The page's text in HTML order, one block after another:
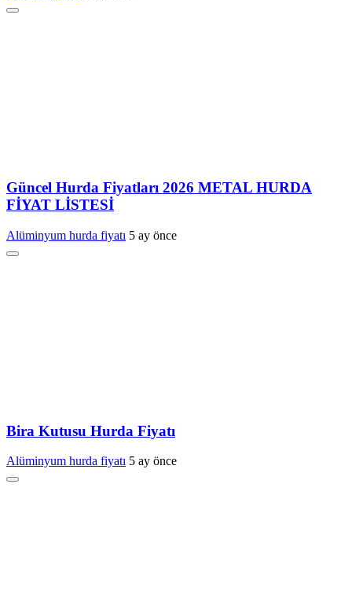
Güncel Hurda Fiyatları 2026 METAL HURDA
FİYAT LİSTESİ
Alüminyum hurda fiyatı 5 ay önce
Bira Kutusu Hurda Fiyatı
Alüminyum hurda fiyatı 5 ay önce